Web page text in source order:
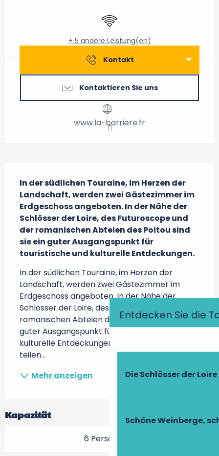
Entdecken Sie die
Die Schlösser der Loire
Schöne Weinberge,
Wi-Fi
+ 5 andere Leistung(en)
Kontakt
Kontaktieren Sie uns
www.la-barriere.fr
In der südlichen Touraine, im Herzen der
Landschaft, werden zwei Gästezimmer im
Erdgeschoss angeboten. In der Nähe der
Schlösser der Loire, des Futuroscope und
der romanischen Abteien des Poitou sind
sie ein guter Ausgangspunkt für
touristische und kulturelle Entdeckungen.
In der südlichen Touraine, im Herzen der
Landschaft, werden zwei Gästezimmer im
Erdgeschoss angeboten. In der Nähe der
Schlösser der Loire, des Futuroscope und der
romanischen Abteien des Poitou sind sie ein
guter Ausgangspunkt für touristische und
kulturelle Entdeckungen. Auf Reservierung
teilen...
Mehr anzeigen
Kapazität
6 Person(en)